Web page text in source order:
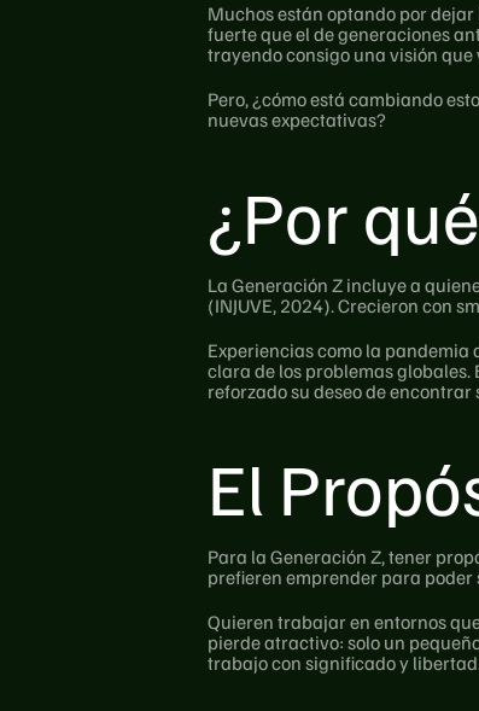
Muchos están optando por
fuerte que el de generaciones
trayendo consigo una visión
Pero, ¿cómo está cambiando
nuevas expectativas?
¿Por
La Generación Z incluye a
(INJUVE, 2024). Crecieron con
Experiencias como la
clara de los problemas
reforzado su deseo de
El
Para la Generación Z, tener
prefieren emprender para poder
Quieren trabajar en entornos
pierde atractivo: solo un
trabajo con significado y